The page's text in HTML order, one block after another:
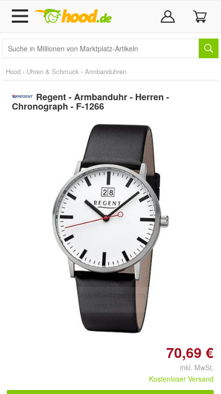
Hood › Uhren & Schmuck › Armbanduhren
Regent - Armbanduhr - Herren -
Chronograph - F-1266
Doppelt antippen zum
vergrößern
70,69 €
inkl. MwSt.
Kostenloser Versand